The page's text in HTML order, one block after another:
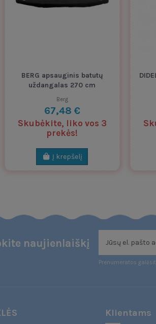
BERG apsauginis batutų
uždangalas 270 cm
Berg
67,48 €
Skubėkite, liko vos 3
prekės!
Į krepšelį
naujienlaiškį
Prenumeratos
Klientams